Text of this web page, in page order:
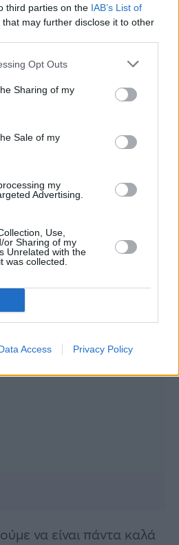
third parties on the IAB’s List of
that may further disclose it to other
Opt Outs
Sharing of my
Sale of my
my
Advertising.
Use,
or Sharing of my
Unrelated with the
was collected.
Access Privacy Policy
αρχή, δεν το έπαιρνα
από την πρώτη στιγμή
γυμναστικής.
να είναι πάντα καλά